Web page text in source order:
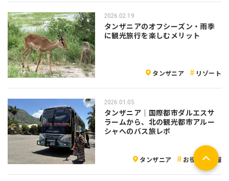
2026.02.19
タンザニアのオフシーズン・雨季
に観光旅行を楽しむメリット
タンザニア リゾート
2026.01.05
タンザニア｜国際都市ダルエスサ
ラームから、北の観光都市アルー
シャへのバス旅レポ
タンザニア お役立ち情報